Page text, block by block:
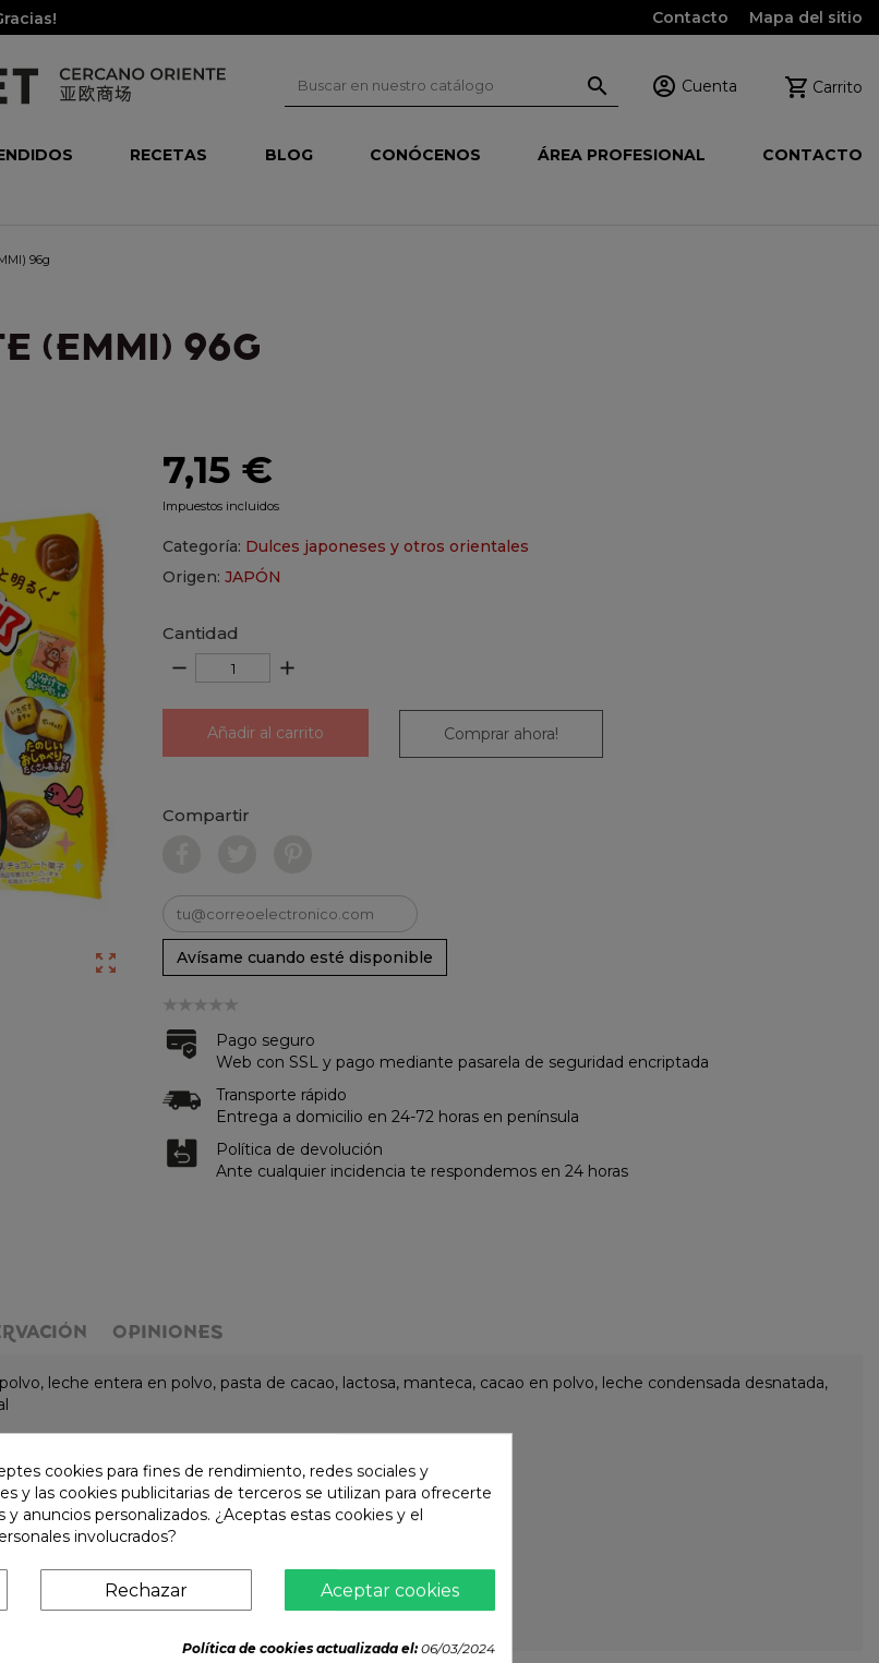
Contacto Mapa del sitio
  Cuenta  Carrito
RECETAS BLOG CONÓCENOS ÁREA PROFESIONAL CONTACTO
96g
(EMMI) 96G

7,15 €
Impuestos incluidos
Categoría: Dulces japoneses y otros orientales
Origen: JAPÓN
Cantidad
remove add
Añadir al carrito Comprar ahora!
Compartir
Avísame cuando esté disponible
Pago seguro
Web con SSL y pago mediante pasarela de seguridad encriptada
Transporte rápido
Entrega a domicilio en 24-72 horas en península
Política de devolución
Ante cualquier incidencia te respondemos en 24 horas
OPINIONES
leche entera en polvo, pasta de cacao, lactosa, manteca, cacao en polvo, leche condensada desnatada,
cookies para fines de rendimiento, redes sociales y
y las cookies publicitarias de terceros se utilizan para ofrecerte
y anuncios personalizados. ¿Aceptas estas cookies y el
involucrados?
Aceptar cookies
Rechazar
Política de cookies actualizada el:06/03/2024